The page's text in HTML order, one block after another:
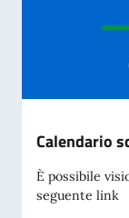
Calendario
È possibile
seguente link